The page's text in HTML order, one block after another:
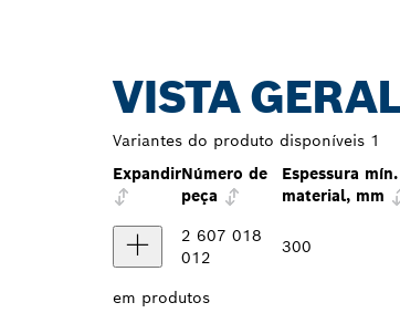
VISTA
Variantes do produto disponíveis 1
ExpandirNúmero de
peça
Espessura
material, mm
2 607 018
012
300
em produtos